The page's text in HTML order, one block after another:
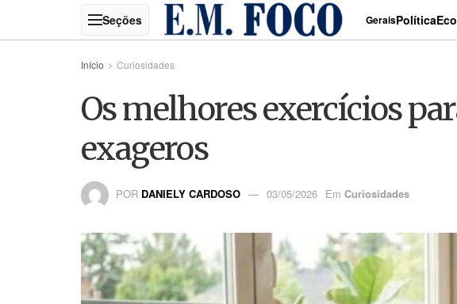
GeraisPolítica
Início Curiosidades
Os melhores exercícios
exageros
POR DANIELY CARDOSO 03/05/2026 Em Curiosidades